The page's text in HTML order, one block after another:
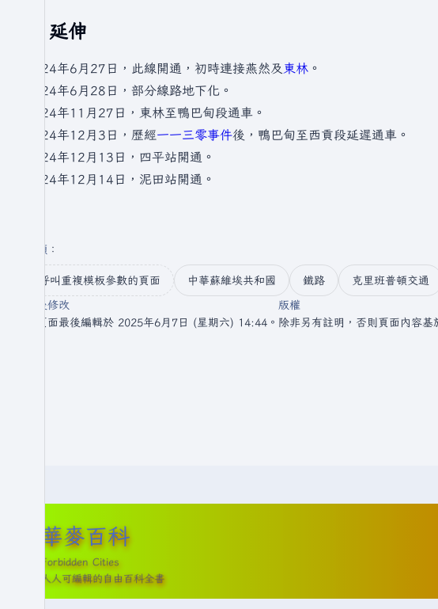
延伸
2024年6月27日，此線開通，初時連接燕然及 東林 。
2024年6月28日，部分線路地下化。
2024年11月27日，東林至鴨巴甸段通車。
2024年12月3日，歷經一一三零事件後，鴨巴甸至西貢段延遲通車。
2024年12月13日，四平站開通。
2024年12月14日，泥田站開通。
分類 ：​
呼叫重複模板參數的頁面 中華蘇維埃共和國 鐵路 克里班普頓交通
最後修改
此頁面最後編輯於 2025年6月7日 (星期六) 14:44。
版權
除非另有註明，否則頁面內容基
華麥百科
Forbidden Cities
人人可編輯的自由百科全書